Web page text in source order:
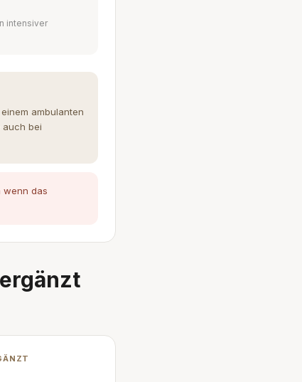
intensiver
ambulanten
auch bei
wenn das